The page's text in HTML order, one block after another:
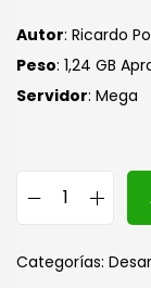
Autor: Ricardo
Peso: 1,24 GB
Servidor: Mega
Categorías: